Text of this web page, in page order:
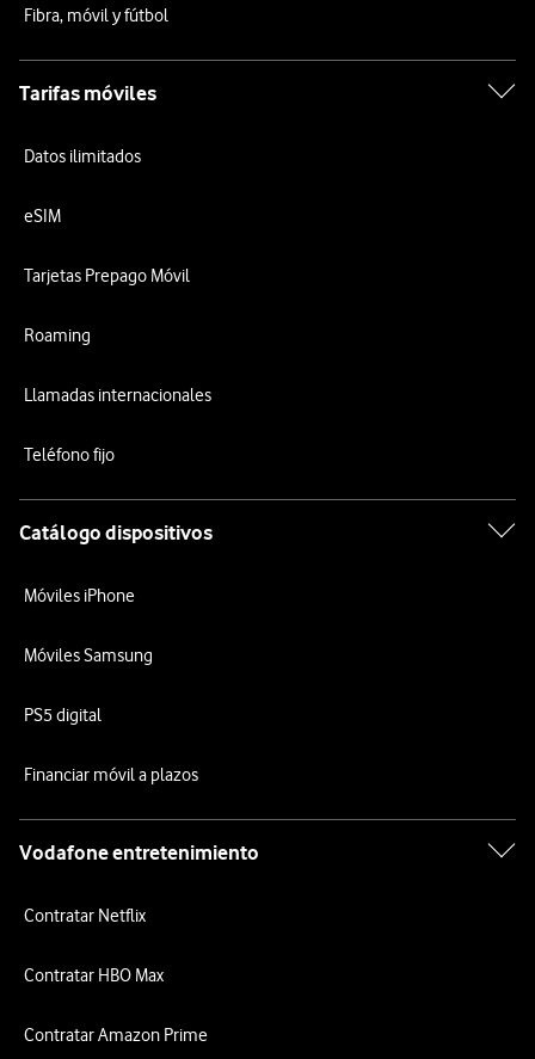
Fibra, móvil y fútbol
Tarifas móviles
Datos ilimitados
eSIM
Tarjetas Prepago Móvil
Roaming
Llamadas internacionales
Teléfono fijo
Catálogo dispositivos
Móviles iPhone
Móviles Samsung
PS5 digital
Financiar móvil a plazos
Vodafone entretenimiento
Contratar Netflix
Contratar HBO Max
Contratar Amazon Prime